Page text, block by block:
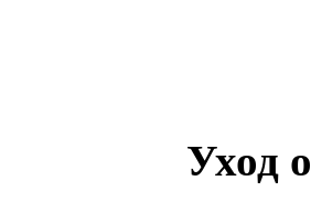
Уход